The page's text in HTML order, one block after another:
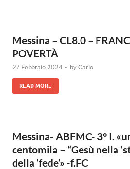
Messina – CL8.0 –
POVERTÀ
27 Febbraio 2024 - byCarlo
READ MORE
Messina- ABFMC- 3° I.
centomila – “Gesù nella
della ‘fede’» -f.FC